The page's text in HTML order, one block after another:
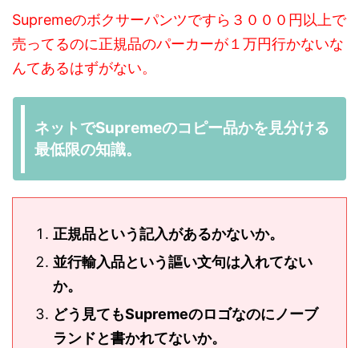
Supremeのボクサーパンツですら３０００円以上で
売ってるのに正規品のパーカーが１万円行かないな
んてあるはずがない。
ネットでSupremeのコピー品かを見分ける
最低限の知識。
正規品という記入があるかないか。
並行輸入品という謳い文句は入れてない
か。
どう見てもSupremeのロゴなのにノーブ
ランドと書かれてないか。